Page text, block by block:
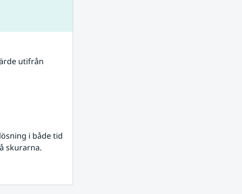
utifrån
i både tid
skurarna.